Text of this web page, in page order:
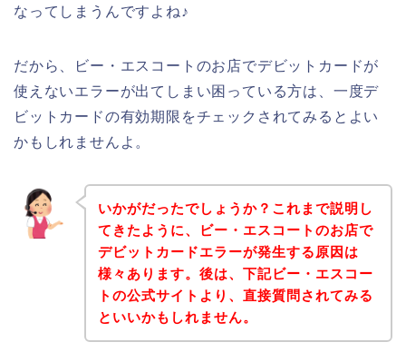
なってしまうんですよね♪
だから、ビー・エスコートのお店でデビットカードが
使えないエラーが出てしまい困っている方は、一度デ
ビットカードの有効期限をチェックされてみるとよい
かもしれませんよ。
いかがだったでしょうか？これまで説明し
てきたように、ビー・エスコートのお店で
デビットカードエラーが発生する原因は
様々あります。後は、下記ビー・エスコー
トの公式サイトより、直接質問されてみる
といいかもしれません。